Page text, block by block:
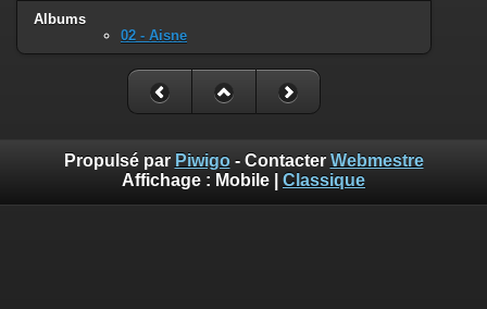
Albums
02 - Aisne
Propulsé par Piwigo- Contacter Webmestre
Affichage : Mobile Classique